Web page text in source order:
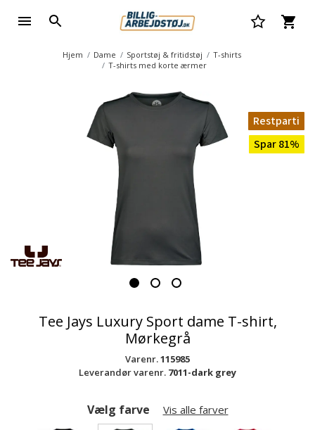
Hjem Dame Sportstøj & fritidstøj
T-shirts
T-shirts med korte ærmer
Restparti
Spar 81%
Tee Jays Luxury Sport dame T-shirt,
Mørkegrå
Varenr.115985
Leverandør varenr. 7011-dark grey
Vælg farve Vis alle farver